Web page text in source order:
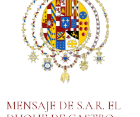
MENSAJE DE S.A.R. EL